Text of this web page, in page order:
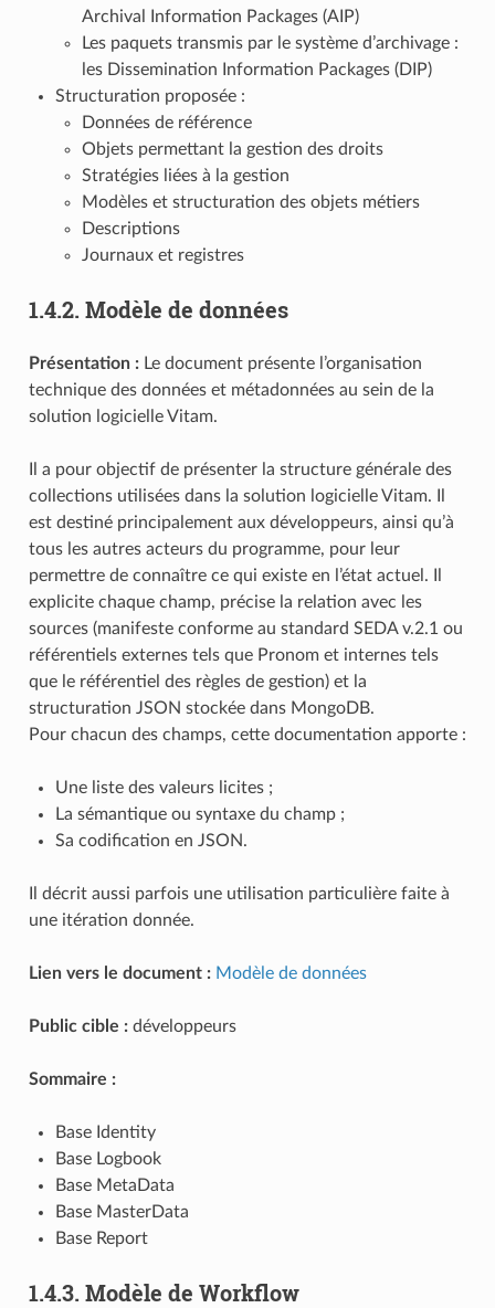
Archival Information Packages (AIP)
Les paquets transmis par le système d’archivage :
les Dissemination Information Packages (DIP)
Structuration proposée :
Données de référence
Objets permettant la gestion des droits
Stratégies liées à la gestion
Modèles et structuration des objets métiers
Descriptions
Journaux et registres
1.4.2. Modèle de données
Présentation :Le document présente l’organisation
technique des données et métadonnées au sein de la
solution logicielle Vitam.
Il a pour objectif de présenter la structure générale des
collections utilisées dans la solution logicielle Vitam. Il
est destiné principalement aux développeurs, ainsi qu’à
tous les autres acteurs du programme, pour leur
permettre de connaître ce qui existe en l’état actuel. Il
explicite chaque champ, précise la relation avec les
sources (manifeste conforme au standard SEDA v.2.1 ou
référentiels externes tels que Pronom et internes tels
que le référentiel des règles de gestion) et la
structuration JSON stockée dans MongoDB.
Pour chacun des champs, cette documentation apporte :
Une liste des valeurs licites ;
La sémantique ou syntaxe du champ ;
Sa codification en JSON.
Il décrit aussi parfois une utilisation particulière faite à
une itération donnée.
Lien vers le document : Modèle de données
Public cible :développeurs
Sommaire :
Base Identity
Base Logbook
Base MetaData
Base MasterData
Base Report
1.4.3. Modèle de Workflow